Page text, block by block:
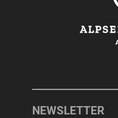
NEWSLETTER